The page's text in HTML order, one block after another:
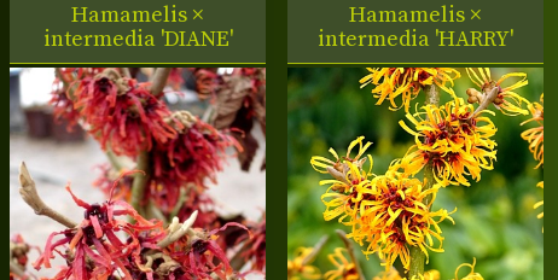
Hamamelis ×
intermedia 'DIANE'
Hamamelis ×
intermedia 'HARRY'